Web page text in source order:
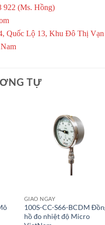
922 (Ms. Hồng)
Quốc Lộ 13, Khu Đô Thị
TỰ
GIAO NGAY
100S-CC-S66-BCDM
hồ đo nhiệt độ Micro